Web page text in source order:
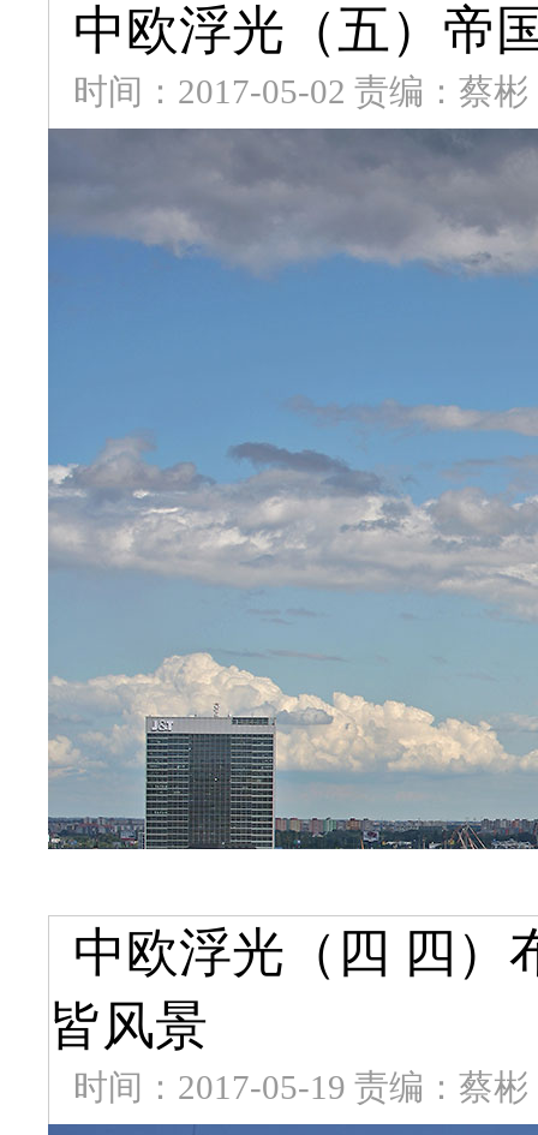
中欧浮光（五）帝
时间：2017-05-02 责编：蔡彬
中欧浮光（四 四）
皆风景
时间：2017-05-19 责编：蔡彬